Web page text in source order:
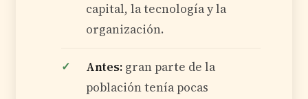
capital, la tecnología y la
organización.
Antes: gran parte de la
población tenía pocas